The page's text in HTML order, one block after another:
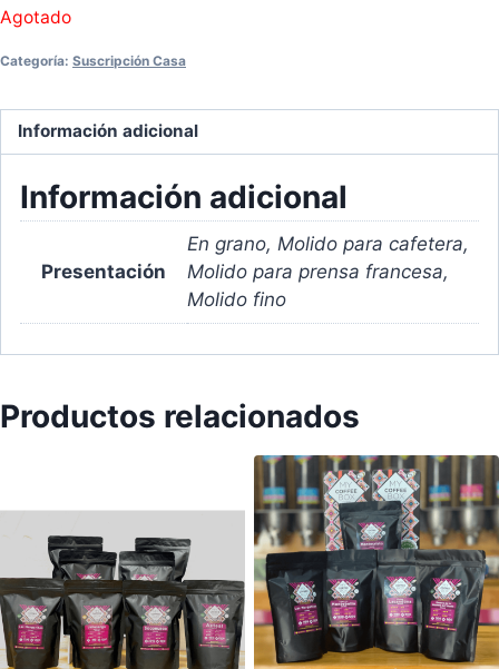
Agotado
Categoría: Suscripción Casa
Información adicional
Información adicional
Presentación
En grano, Molido para cafetera,
Molido para prensa francesa,
Molido fino
Productos relacionados